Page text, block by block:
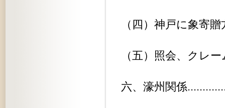
（四）神戸に象寄
（五）照会、クレ
六、濠州関係